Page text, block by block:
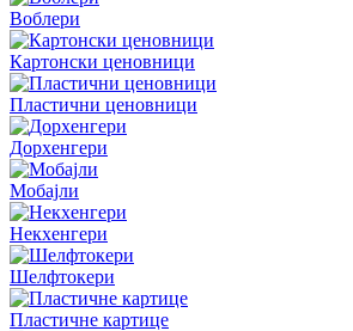
Воблери
Картонски ценовници
Пластични ценовници
Дорхенгери
Мобајли
Некхенгери
Шелфтокери
Пластичне картице